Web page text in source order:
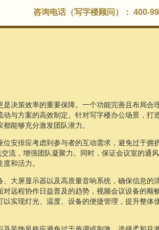
咨询电话（写字楼顾问）： 400-
决策效率的重要保障。一个功能完善且布局合
与方案的高效制定。针对写字楼办公场景，打
能够充分激发团队潜力。
安排应考虑到参与者的互动需求，避免过于拥
流，增强团队凝聚力。同时，保证会议室的通
和活力。
大屏显示器以及高质量音响系统，确保信息的
远程协作日益普及的趋势，视频会议设备的顺
实现灯光、温度、设备的便捷管理，提升整体